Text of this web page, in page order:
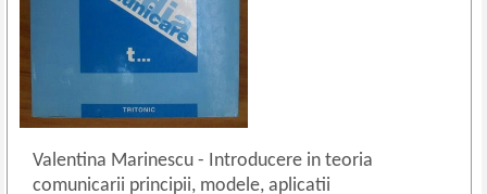
Valentina Marinescu- Introducere in teoria
comunicarii principii, modele, aplicatii